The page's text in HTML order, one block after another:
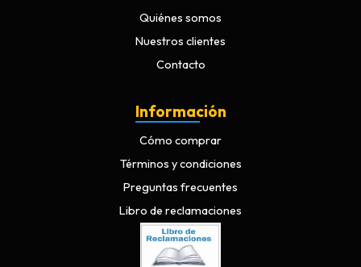
Quiénes somos
Nuestros clientes
Contacto
Información
Cómo comprar
Términos y condiciones
Preguntas frecuentes
Libro de reclamaciones